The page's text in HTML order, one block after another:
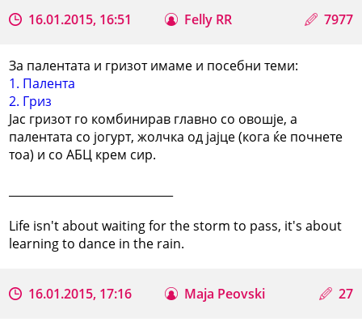
16.01.2015, 16:51 Felly RR 7977
За палентата и гризот имаме и посебни теми:
1. Палента
2. Гриз
Јас гризот го комбинирав главно со овошје, а
палентата со јогурт, жолчка од јајце (кога ќе почнете
тоа) и со АБЦ крем сир.
Life isn't about waiting for the storm to pass, it's about
learning to dance in the rain.
16.01.2015, 17:16 Maja Peovski 27